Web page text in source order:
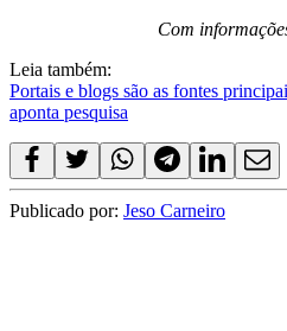
Com
Leia também:
Portais e blogs são as fontes
aponta pesquisa
Publicado por: Jeso Carneiro